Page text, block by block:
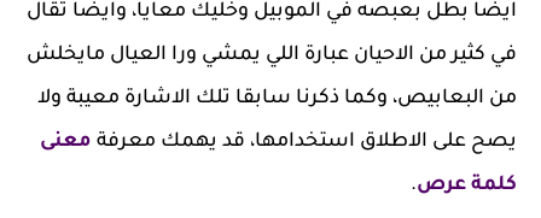
ايضا بطل بعبصه في الموبيل وخليك معايا، وايضا تقال
في كثير من الاحيان عبارة اللي يمشي ورا العيال مايخلش
من البعابيص، وكما ذكرنا سابقا تلك الاشارة معيبة ولا
يصح على الاطلاق استخدامها، قد يهمك معرفة معنى
كلمة عرص.